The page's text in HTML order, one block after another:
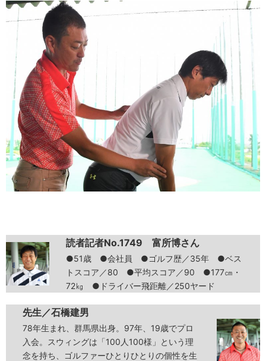
読者記者No.1749 富所博さん
●51歳 ●会社員 ●ゴルフ歴／35年 ●ベス
トスコア／80 ●平均スコア／90 ●177㎝・
72㎏ ●ドライバー飛距離／250ヤード
先生／石橋建男
78年生まれ、群馬県出身。97年、19歳でプロ
入会。スウィングは「100人100様」という理
念を持ち、ゴルファーひとりひとりの個性を生